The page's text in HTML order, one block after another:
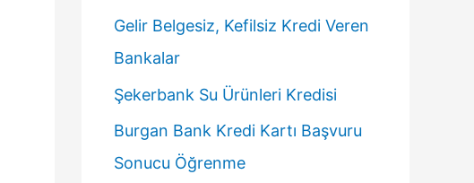
Gelir Belgesiz, Kefilsiz Kredi Veren
Bankalar
Şekerbank Su Ürünleri Kredisi
Burgan Bank Kredi Kartı Başvuru
Sonucu Öğrenme